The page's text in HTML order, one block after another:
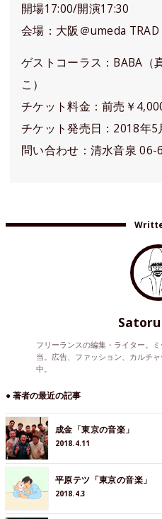
開場17:00/開演17:30
会場：大阪＠umeda TRAD
ゲストコーラス：BABA（
こ）
チケット料金：前売￥
チケット発売日：2018年5
問い合わせ：清水音泉 06-
フリーランスの編集・ライター。
当。広告、ファッション、カルチ
中。
● 著者の最近の記事
成金「東京の音楽」
2018.4.11
平原テツ「東京の音楽」
2018.4.3